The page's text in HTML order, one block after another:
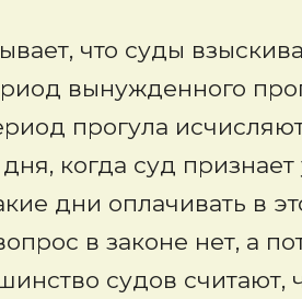
что суды
вынужденного
прогула
когда суд
дни оплачивать в
в законе нет, а
судов